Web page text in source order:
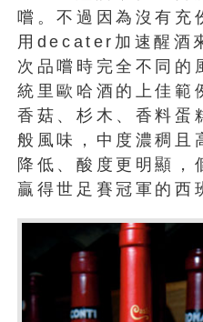
嚐。不過因為沒有充
用decater加速醒酒
次品嚐時完全不同的
統里歐哈酒的上佳範
香菇、杉木、香料蛋
般風味，中度濃稠且
降低、酸度更明顯，
贏得世足賽冠軍的西